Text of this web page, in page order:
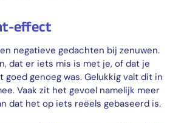
effect
negatieve gedachten bij zenuwen.
dat er iets mis is met je, of dat je
genoeg was. Gelukkig valt dit in
Vaak zit het gevoel namelijk meer
dat het op iets reëels gebaseerd is.